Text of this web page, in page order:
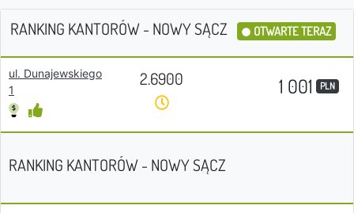
RANKING KANTORÓW - NOWY SĄCZ OTWARTE TERAZ
ul. Dunajewskiego
1
2.6900 1 001 PLN
RANKING KANTORÓW - NOWY SĄCZ